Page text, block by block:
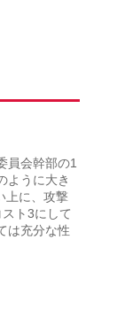
員会幹部の1
ように大き
上に、攻撃
ト3にして
は充分な性